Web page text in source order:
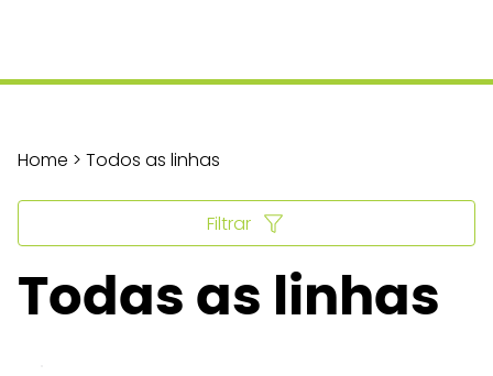
Todas as linhas
Home > Todos as linhas
Filtrar